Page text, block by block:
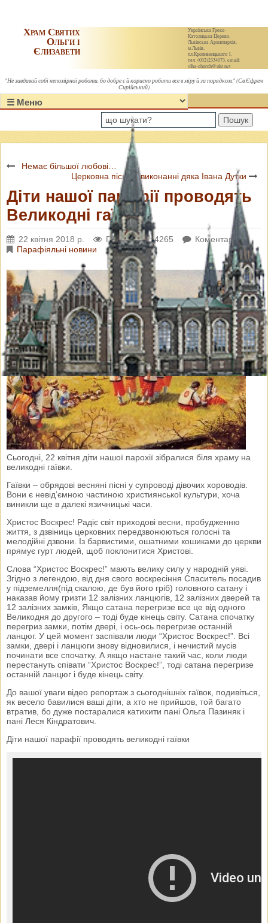
Українська Греко-
Католицька Церква.
Львівська Архиєпархія,
м.Львів,
пл.Кропивницького 1,
тел. (032)2334073, email:
olha-church@ukr.net
Храм Святих
Ольги і
Єлизавети
"Не завдавай собі непомірної роботи, бо добре є й корисно робити все в міру й за порядком." (Св.Єфрем
Сирійський)
Пошук
Немає більшої любові…
Церковна пісня у виконанні дяка Івана Дутки
Діти нашої парафії проводять
Великодні гаївки
22 квітня 2018 р. Переглядів: 4265
Коментарі: 0
Парафіяльні новини
Сьогодні, 22 квітня діти нашої парохії зібралися біля храму на
великодні гаївки.
Гаївки – обрядові весняні пісні у супроводі дівочих хороводів.
Вони є невід’ємною частиною християнської культури, хоча
виникли ще в далекі язичницькі часи.
Христос Воскрес! Радіє світ приходові весни, пробудженню
життя, з дзвіниць церковних передзвонюються голосні та
мелодійні дзвони. Із барвистими, ошатними кошиками до церкви
прямує гурт людей, щоб поклонитися Христові.
Слова “Христос Воскрес!” мають велику силу у народній уяві.
Згідно з легендою, від дня свого воскресіння Спаситель посадив
у підземелля(під скалою, де був його гріб) головного сатану і
наказав йому гризти 12 залізних ланцюгів, 12 залізних дверей та
12 залізних замків, Якщо сатана перегризе все це від одного
Великодня до другого – тоді буде кінець світу. Сатана спочатку
перегриз замки, потім двері, і ось-ось перегризе останній
ланцюг. У цей момент заспівали люди “Христос Воскрес!”. Всі
замки, двері і ланцюги знову відновилися, і нечистий мусів
починати все спочатку. А якщо настане такий час, коли люди
перестануть співати “Христос Воскрес!”, тоді сатана перегризе
останній ланцюг і буде кінець світу.
До вашої уваги відео репортаж з сьогоднішніх гаївок, подивіться,
як весело бавилися ваші діти, а хто не прийшов, той багато
втратив, бо дуже постаралися катихити пані Ольга Пазиняк і
пані Леся Кіндратович.
Діти нашої парафії проводять великодні гаївки